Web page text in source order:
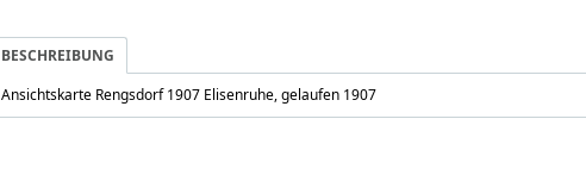
BESCHREIBUNG
Ansichtskarte Rengsdorf 1907 Elisenruhe, gelaufen 1907